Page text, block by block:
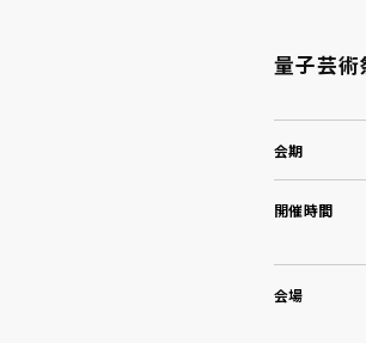
量子芸
会期
開催時間
会場